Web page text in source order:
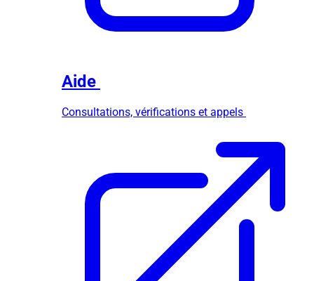
Aide
Consultations, vérifications et appels